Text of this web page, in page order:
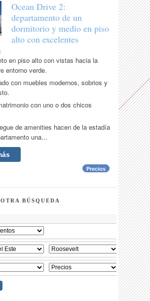
Ocean Drive 2:
departamento de un
dormitorio y medio en piso
alto con excelentes
en piso alto con vistas hacia la
entorno verde.
con muebles modernos, sobrios y
con uno o dos chicos
de amenities hacen de la estadía
una...
Precios
BÚSQUEDA